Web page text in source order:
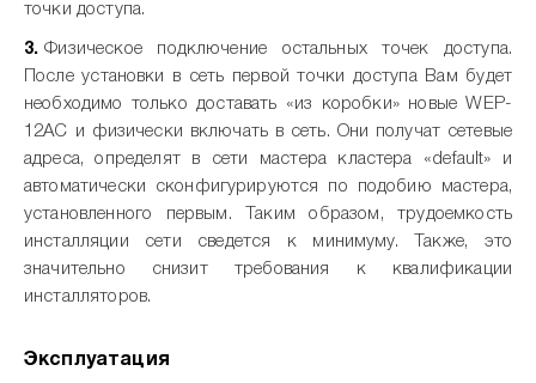
точки доступа.
Физическое подключение остальных точек доступа.
После установки в сеть первой точки доступа Вам будет
необходимо только доставать «из коробки» новые WEP-
12AC и физически включать в сеть. Они получат сетевые
адреса, определят в сети мастера кластера «default» и
автоматически сконфигурируются по подобию мастера,
установленного первым. Таким образом, трудоемкость
инсталляции сети сведется к минимуму. Также, это
значительно снизит требования к квалификации
инсталляторов.
Эксплуатация